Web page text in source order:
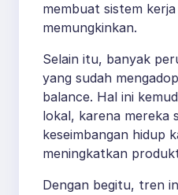
membuat sistem
memungkinkan.
Selain itu, banyak
yang sudah
balance. Hal ini
lokal, karena mereka
keseimbangan hidup
meningkatkan
Dengan begitu, tren